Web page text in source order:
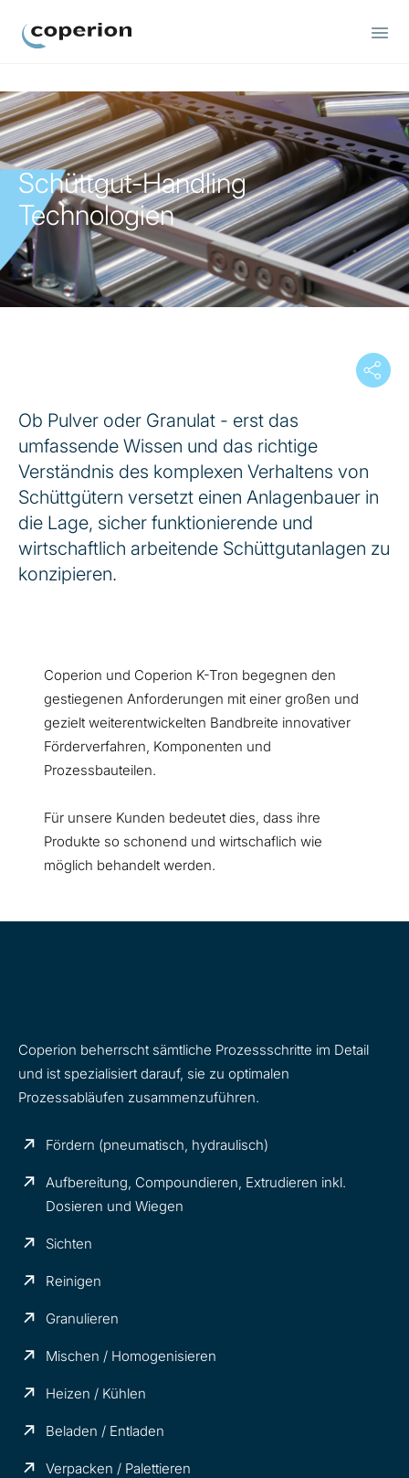
Schüttgut-Handling
Technologien
Ob Pulver oder Granulat - erst das
umfassende Wissen und das richtige
Verständnis des komplexen Verhaltens von
Schüttgütern versetzt einen Anlagenbauer in
die Lage, sicher funktionierende und
wirtschaftlich arbeitende Schüttgutanlagen zu
konzipieren.
Coperion und Coperion K-Tron begegnen den
gestiegenen Anforderungen mit einer großen und
gezielt weiterentwickelten Bandbreite innovativer
Förderverfahren, Komponenten und
Prozessbauteilen.
Für unsere Kunden bedeutet dies, dass ihre
Produkte so schonend und wirtschaflich wie
möglich behandelt werden.
Coperion beherrscht sämtliche Prozessschritte im Detail
und ist spezialisiert darauf, sie zu optimalen
Prozessabläufen zusammenzuführen.
Fördern (pneumatisch, hydraulisch)
Aufbereitung, Compoundieren, Extrudieren inkl.
Dosieren und Wiegen
Sichten
Reinigen
Granulieren
Mischen / Homogenisieren
Heizen / Kühlen
Beladen / Entladen
Verpacken / Palettieren